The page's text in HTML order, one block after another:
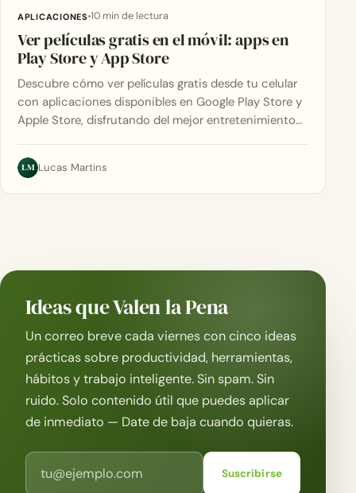
APLICACIONES 10 min de lectura
Ver películas gratis en el móvil: apps en
Play Store y App Store
Descubre cómo ver películas gratis desde tu celular
con aplicaciones disponibles en Google Play Store y
Apple Store, disfrutando del mejor entretenimiento…
LM Lucas Martins
Ideas que Valen la Pena
Un correo breve cada viernes con cinco ideas
prácticas sobre productividad, herramientas,
hábitos y trabajo inteligente. Sin spam. Sin
ruido. Solo contenido útil que puedes aplicar
de inmediato — Date de baja cuando quieras.
Correo electrónico
Suscribirse